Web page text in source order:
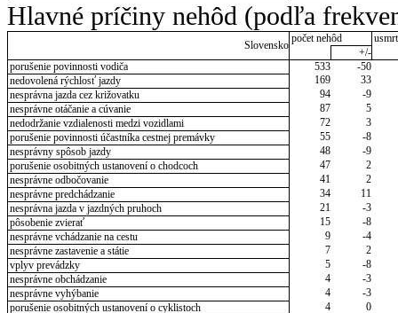
Hlavné príčiny nehôd (podľa
Slovensko
počet nehôd
+/-
porušenie povinnosti vodiča
533
-50
nedovolená rýchlosť jazdy
169
33
nesprávna jazda cez križovatku
94
-9
nesprávne otáčanie a cúvanie
87
5
nedodržanie vzdialenosti medzi vozidlami
72
3
porušenie povinnosti účastníka cestnej premávky
55
-8
nesprávny spôsob jazdy
48
-9
porušenie osobitných ustanovení o chodcoch
47
2
nesprávne odbočovanie
41
2
nesprávne predchádzanie
34
11
nesprávna jazda v jazdných pruhoch
21
-3
pôsobenie zvierať
15
-8
nesprávne vchádzanie na cestu
9
-4
nesprávne zastavenie a státie
7
2
vplyv prevádzky
5
-8
nesprávne obchádzanie
4
-3
nesprávne vyhýbanie
4
-3
porušenie osobitných ustanovení o cyklistoch
4
0